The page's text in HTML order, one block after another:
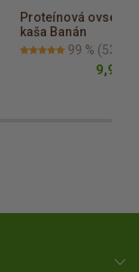
Proteínová ovsená
kaša Banán
99 % (53)
9,99 €